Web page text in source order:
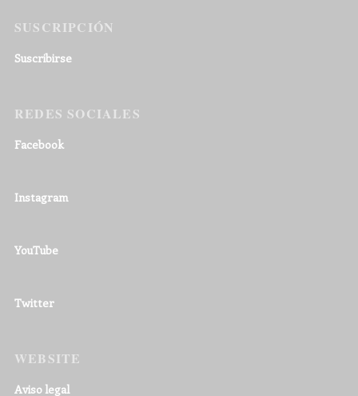
SUSCRIPCIÓN
Suscribirse
REDES SOCIALES
Facebook
Instagram
YouTube
Twitter
WEBSITE
Aviso legal